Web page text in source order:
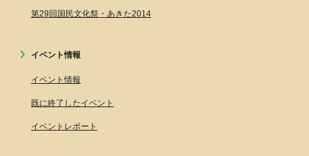
第29回国民文化祭・あきた2014
イベント情報
イベント情報
既に終了したイベント
イベントレポート